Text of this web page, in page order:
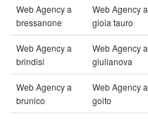
Web Agency a
bressanone
Web Agency a
gioia tauro
Web Agency a
brindisi
Web Agency a
giulianova
Web Agency a
brunico
Web Agency a
goito